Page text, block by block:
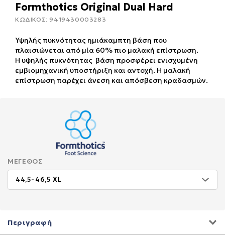
Formthotics Original Dual Hard
ΚΩΔΙΚΟΣ:9419430003283
Υψηλής πυκνότητας ημιάκαμπτη βάση που
πλαισιώνεται από μία 60% πιο μαλακή επίστρωση.
Η υψηλής πυκνότητας βάση προσφέρει ενισχυμένη
εμβιομηχανική υποστήριξη και αντοχή. Η μαλακή
επίστρωση παρέχει άνεση και απόσβεση κραδασμών.
ΜΈΓΕΘΟΣ
Περιγραφή